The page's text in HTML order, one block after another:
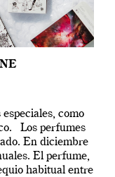
como
Los perfumes
En diciembre
El perfume,
habitual entre